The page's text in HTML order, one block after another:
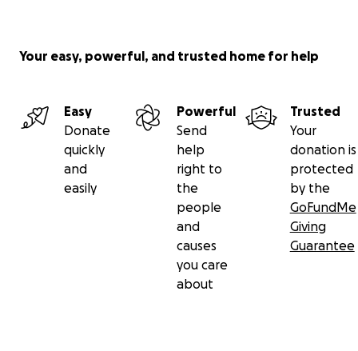
Your easy, powerful, and trusted home for help
Easy
Donate
quickly
and
easily
Powerful
Send
help
right to
the
people
and
causes
you care
about
Trusted
Your
donation is
protected
by the
GoFundMe
Giving
Guarantee